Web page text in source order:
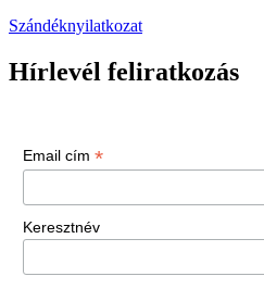
Szándéknyilatkozat
Hírlevél feliratkozás
Email cím *
Keresztnév